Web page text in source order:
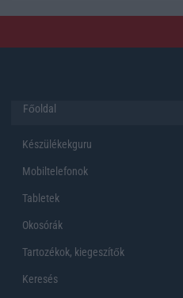
Főoldal
Készülékekguru
Mobiltelefonok
Tabletek
Okosórák
Tartozékok, kiegeszítők
Keresés